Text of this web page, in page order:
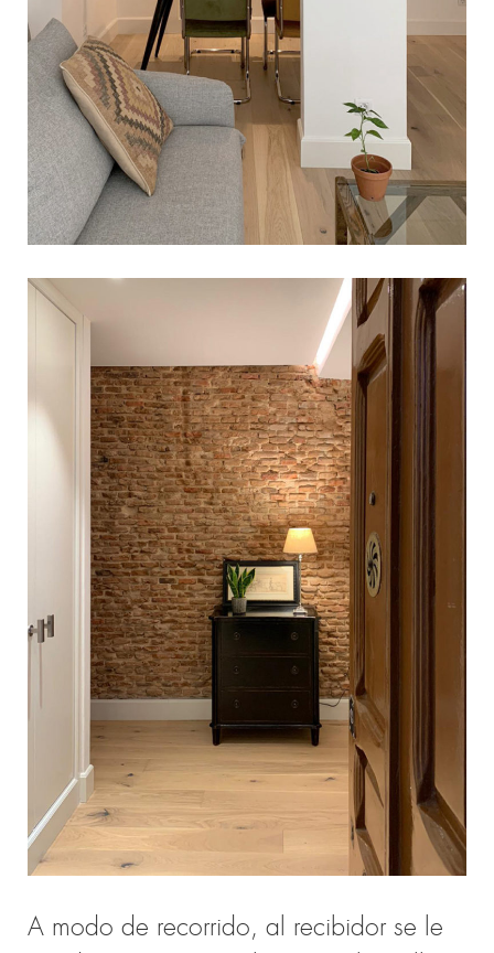
A modo de recorrido, al recibidor se le